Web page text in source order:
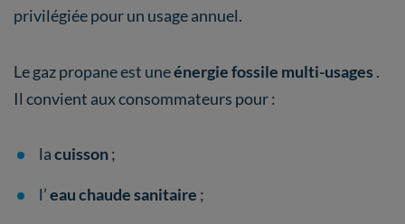
privilégiée pour un usage annuel.
Le gaz propane est uneénergie fossile multi-usages .
Il convient aux consommateurs pour :
lacuisson;
l’eau chaude sanitaire ;